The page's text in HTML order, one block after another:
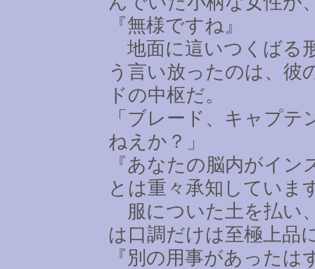
『無様ですね』
地面に這いつくばる
う言い放ったのは、彼
ドの中枢だ。
「ブレード、キャプ
ねえか？」
『あなたの脳内がイ
とは重々承知していま
服についた土を払い
は口調だけは至極上品
『別の用事があったは